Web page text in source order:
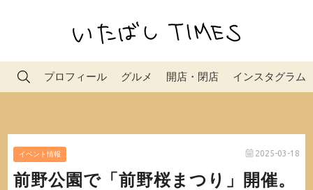
プロフィール グルメ 開店・閉店 インスタグラム
イベント情報 2025-03-18
前野公園で「前野桜まつり」開催。